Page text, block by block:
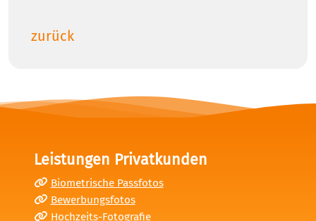
zurück
Leistungen Privatkunden
Biometrische Passfotos
Bewerbungsfotos
Hochzeits-Fotografie